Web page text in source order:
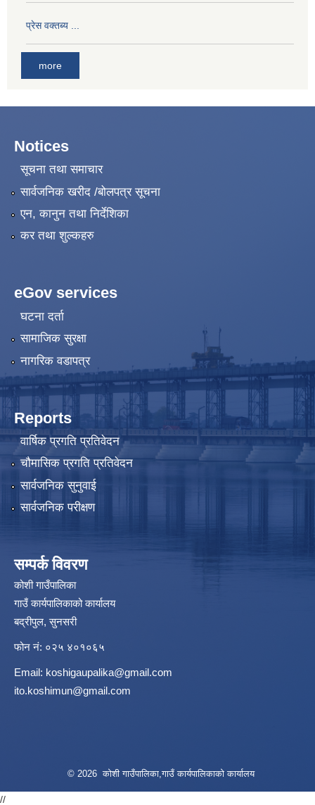
प्रेस वक्तब्य ...
more
Notices
सूचना तथा समाचार
सार्वजनिक खरीद /बोलपत्र सूचना
एन, कानुन तथा निर्देशिका
कर तथा शुल्कहरु
eGov services
घटना दर्ता
सामाजिक सुरक्षा
नागरिक वडापत्र
Reports
वार्षिक प्रगति प्रतिवेदन
चौमासिक प्रगति प्रतिवेदन
सार्वजनिक सुनुवाई
सार्वजनिक परीक्षण
सम्पर्क विवरण
कोशी गाउँपालिका
गाउँ कार्यपालिकाको कार्यालय
बद्रीपुल, सुनसरी
फोन नं: ०२५ ४०१०६५
Email: koshigaupalika@gmail.com
ito.koshimun@gmail.com
© 2026 कोशी गाउँपालिका,गाउँ कार्यपालिकाको कार्यालय
//